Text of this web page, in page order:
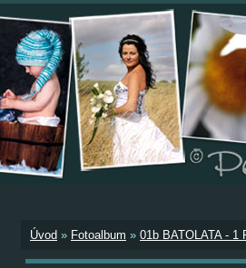
Úvod » Fotoalbum » 01b BATOLATA - 1